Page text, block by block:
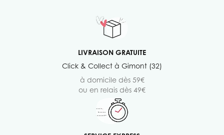
LIVRAISON GRATUITE
Click & Collect à Gimont (32)
à domicile dès 59€
ou en relais dès 49€